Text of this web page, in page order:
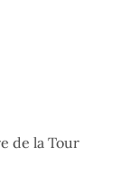
de la Tour